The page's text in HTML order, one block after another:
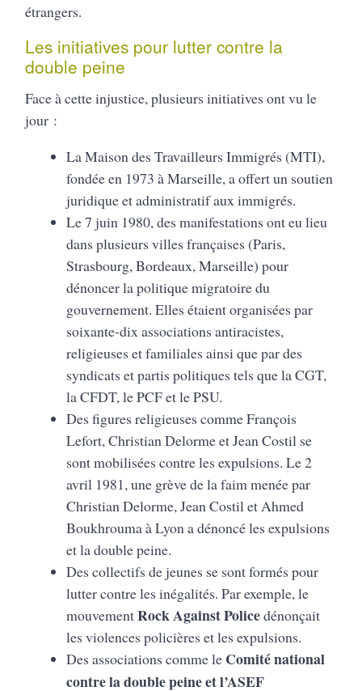
étrangers.
Les initiatives pour lutter contre la
double peine
Face à cette injustice, plusieurs initiatives ont vu le
jour :
La Maison des Travailleurs Immigrés (MTI),
fondée en 1973 à Marseille, a offert un soutien
juridique et administratif aux immigrés.
Le 7 juin 1980, des manifestations ont eu lieu
dans plusieurs villes françaises (Paris,
Strasbourg, Bordeaux, Marseille) pour
dénoncer la politique migratoire du
gouvernement. Elles étaient organisées par
soixante-dix associations antiracistes,
religieuses et familiales ainsi que par des
syndicats et partis politiques tels que la CGT,
la CFDT, le PCF et le PSU.
Des figures religieuses comme François
Lefort, Christian Delorme et Jean Costil se
sont mobilisées contre les expulsions. Le 2
avril 1981, une grève de la faim menée par
Christian Delorme, Jean Costil et Ahmed
Boukhrouma à Lyon a dénoncé les expulsions
et la double peine.
Des collectifs de jeunes se sont formés pour
lutter contre les inégalités. Par exemple, le
mouvementRock Against Policedénonçait
les violences policières et les expulsions.
Des associations comme le Comité national
contre la double peine et l’ASEF